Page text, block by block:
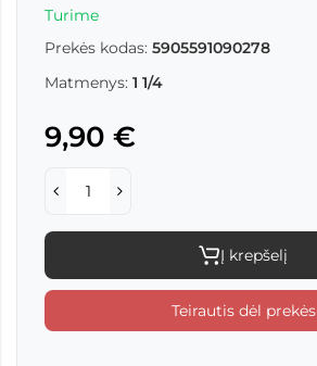
Turime
Prekės kodas: 5905591090278
Matmenys: 1 1/4
9,90 €
Į krepšelį
Teirautis dėl prekės